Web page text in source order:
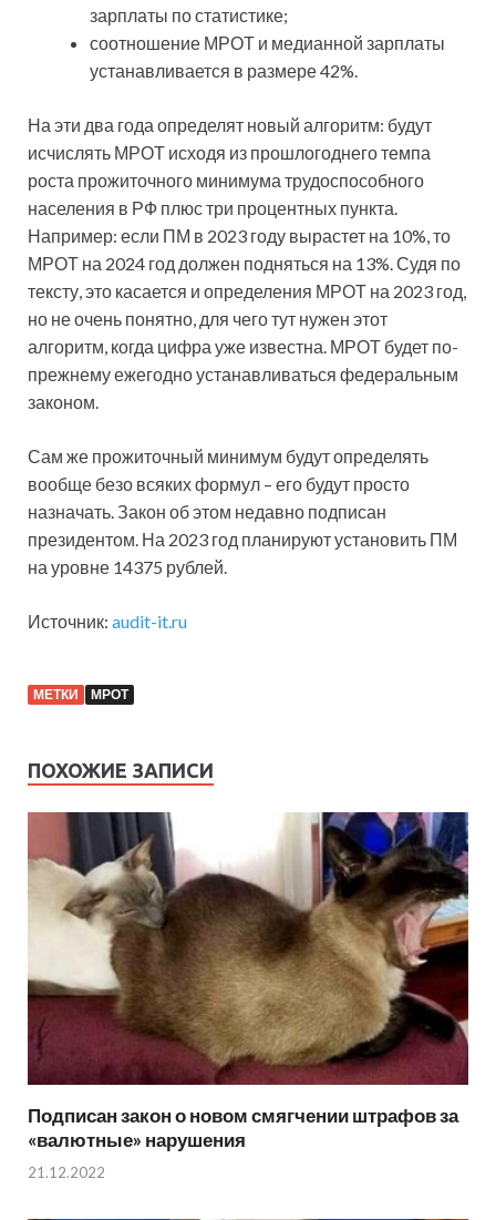
зарплаты по статистике;
соотношение МРОТ и медианной зарплаты
устанавливается в размере 42%.
На эти два года определят новый алгоритм: будут
исчислять МРОТ исходя из прошлогоднего темпа
роста прожиточного минимума трудоспособного
населения в РФ плюс три процентных пункта.
Например: если ПМ в 2023 году вырастет на 10%, то
МРОТ на 2024 год должен подняться на 13%. Судя по
тексту, это касается и определения МРОТ на 2023 год,
но не очень понятно, для чего тут нужен этот
алгоритм, когда цифра уже известна. МРОТ будет по-
прежнему ежегодно устанавливаться федеральным
законом.
Сам же прожиточный минимум будут определять
вообще безо всяких формул – его будут просто
назначать. Закон об этом недавно подписан
президентом. На 2023 год планируют установить ПМ
на уровне 14375 рублей.
Источник: audit-it.ru
МЕТКИ МРОТ
ПОХОЖИЕ ЗАПИСИ
Подписан закон о новом смягчении штрафов за
«валютные» нарушения
21.12.2022